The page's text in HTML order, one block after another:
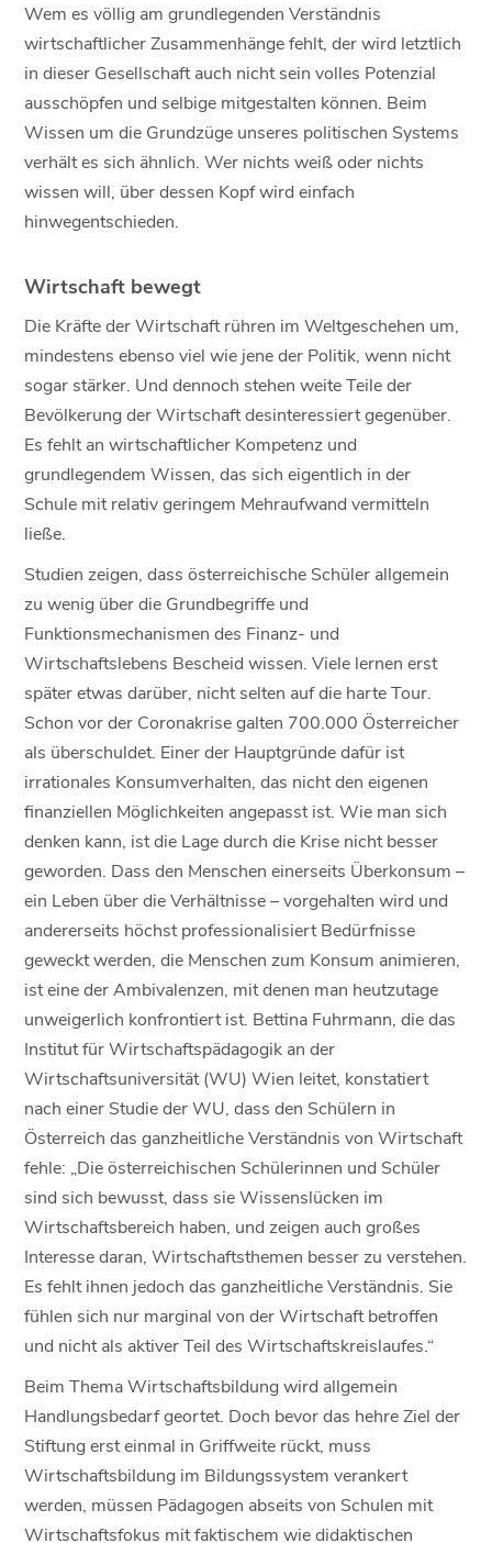
Wem es völlig am grundlegenden Verständnis
wirtschaftlicher Zusammenhänge fehlt, der wird letztlich
in dieser Gesellschaft auch nicht sein volles Potenzial
ausschöpfen und selbige mitgestalten können. Beim
Wissen um die Grundzüge unseres politischen Systems
verhält es sich ähnlich. Wer nichts weiß oder nichts
wissen will, über dessen Kopf wird einfach
hinwegentschieden.
Wirtschaft bewegt
Die Kräfte der Wirtschaft rühren im Weltgeschehen um,
mindestens ebenso viel wie jene der Politik, wenn nicht
sogar stärker. Und dennoch stehen weite Teile der
Bevölkerung der Wirtschaft desinteressiert gegenüber.
Es fehlt an wirtschaftlicher Kompetenz und
grundlegendem Wissen, das sich eigentlich in der
Schule mit relativ geringem Mehraufwand vermitteln
ließe.
Studien zeigen, dass österreichische Schüler allgemein
zu wenig über die Grundbegriffe und
Funktionsmechanismen des Finanz- und
Wirtschaftslebens Bescheid wissen. Viele lernen erst
später etwas darüber, nicht selten auf die harte Tour.
Schon vor der Coronakrise galten 700.000 Österreicher
als überschuldet. Einer der Hauptgründe dafür ist
irrationales Konsumverhalten, das nicht den eigenen
finanziellen Möglichkeiten angepasst ist. Wie man sich
denken kann, ist die Lage durch die Krise nicht besser
geworden. Dass den Menschen einerseits Überkonsum –
ein Leben über die Verhältnisse – vorgehalten wird und
andererseits höchst professionalisiert Bedürfnisse
geweckt werden, die Menschen zum Konsum animieren,
ist eine der Ambivalenzen, mit denen man heutzutage
unweigerlich konfrontiert ist. Bettina Fuhrmann, die das
Institut für Wirtschaftspädagogik an der
Wirtschaftsuniversität (WU) Wien leitet, konstatiert
nach einer Studie der WU, dass den Schülern in
Österreich das ganzheitliche Verständnis von Wirtschaft
fehle: „Die österreichischen Schülerinnen und Schüler
sind sich bewusst, dass sie Wissenslücken im
Wirtschaftsbereich haben, und zeigen auch großes
Interesse daran, Wirtschaftsthemen besser zu verstehen.
Es fehlt ihnen jedoch das ganzheitliche Verständnis. Sie
fühlen sich nur marginal von der Wirtschaft betroffen
und nicht als aktiver Teil des Wirtschaftskreislaufes.“
Beim Thema Wirtschaftsbildung wird allgemein
Handlungsbedarf geortet. Doch bevor das hehre Ziel der
Stiftung erst einmal in Griffweite rückt, muss
Wirtschaftsbildung im Bildungssystem verankert
werden, müssen Pädagogen abseits von Schulen mit
Wirtschaftsfokus mit faktischem wie didaktischen